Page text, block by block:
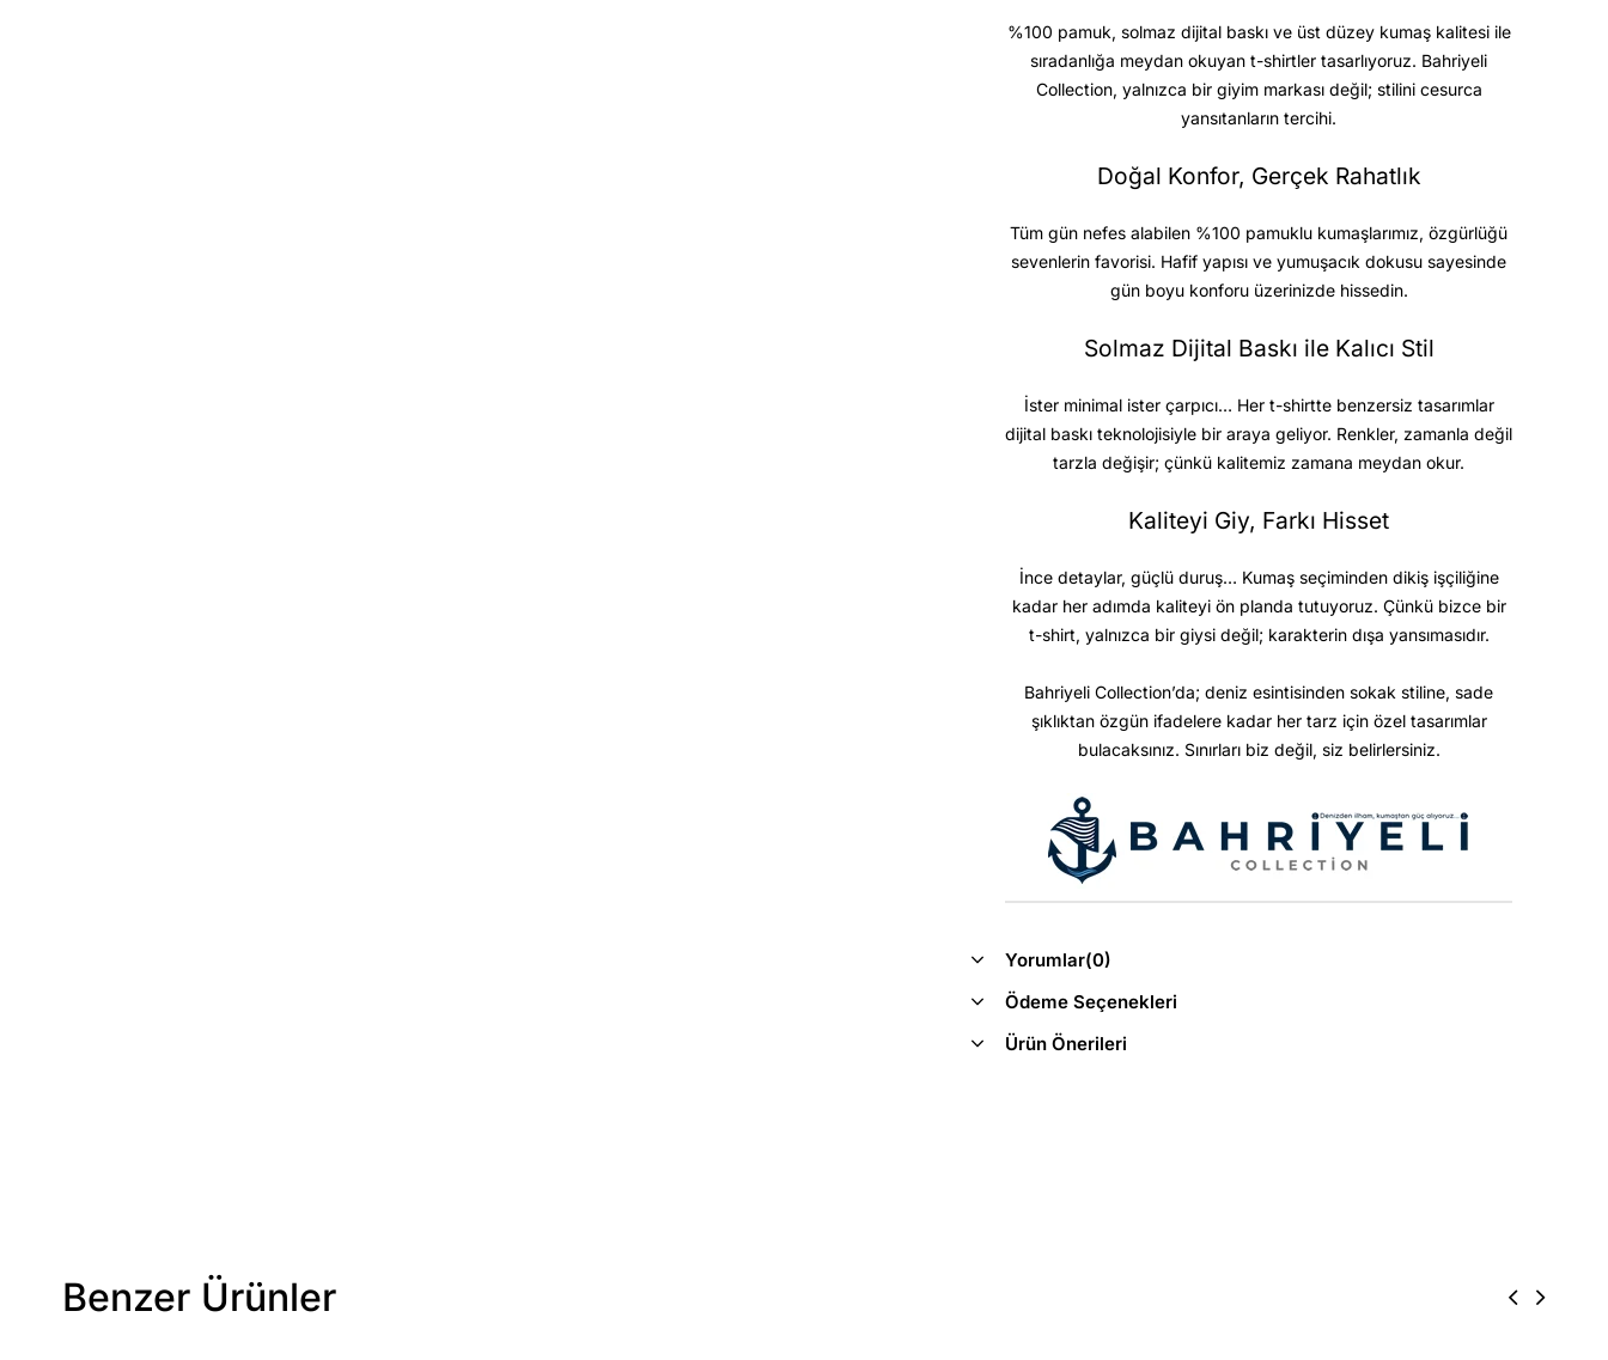
%100 pamuk, solmaz dijital baskı ve üst düzey kumaş kalitesiile
sıradanlığa meydan okuyan t-shirtler tasarlıyoruz. Bahriyeli
Collection, yalnızca bir giyim markası değil; stilini cesurca
yansıtanların tercihi.
Doğal Konfor, Gerçek Rahatlık
Tüm gün nefes alabilen %100 pamuklu kumaşlarımız, özgürlüğü
sevenlerin favorisi. Hafif yapısı ve yumuşacık dokusu sayesinde
gün boyu konforu üzerinizde hissedin.
Solmaz Dijital Baskı ile Kalıcı Stil
İster minimal ister çarpıcı… Her t-shirtte benzersiz tasarımlar
dijital baskı teknolojisiyle bir araya geliyor. Renkler, zamanla değil
tarzla değişir; çünkü kalitemiz zamana meydan okur.
Kaliteyi Giy, Farkı Hisset
İnce detaylar, güçlü duruş… Kumaş seçiminden dikiş işçiliğine
kadar her adımda kaliteyi ön planda tutuyoruz. Çünkü bizce bir
t-shirt, yalnızca bir giysi değil; karakterin dışa yansımasıdır.
Bahriyeli Collection’da; deniz esintisinden sokak stiline, sade
şıklıktan özgün ifadelere kadar her tarz için özel tasarımlar
bulacaksınız. Sınırları biz değil, siz belirlersiniz.
Yorumlar(0)
Ödeme Seçenekleri
Ürün Önerileri
Benzer Ürünler